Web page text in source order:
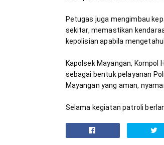
Petugas juga mengimbau
sekitar, memastikan
Kapolsek Mayangan, Kompol
sebagai bentuk pelayanan
Selama kegiatan patroli